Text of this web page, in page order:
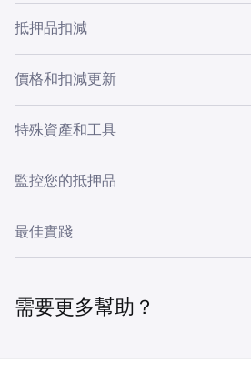
主要：實時指數 (Real-Time Indices)
我們主要使用來自機構級來源（主要
實時指數 (Real-Time Indices)
詳情：CF Benchmarks
跨貨幣轉換
後備：中間價 (Mid Rates)
如果實時指數 (Real-Time Indices) 不
我們內部現貨 USD 訂單簿的
抵押品扣減
扣減 (haircut)是應用於資產估值的
性、流動性風險或監管要求。
抵押品價值計算：
抵押品價值 = 資產餘額 × 市場價
資產：100 USDT
價格和扣減更新
實時指數 (Real-Time Indices)：
中間價 (Mid Rates)：實時更新
扣減 (Haircuts)：
過時保護：
中斷期間的保守估值
特殊資產和工具
KFEE 代幣：
不包括在標準抵押品估值中
僅用於費用的固定轉換率 (100:1
監控您的抵押品
實時資訊：
持續估值更新
最佳實踐
維持抵押品緩衝高於最低保證金要
需要更多幫助？